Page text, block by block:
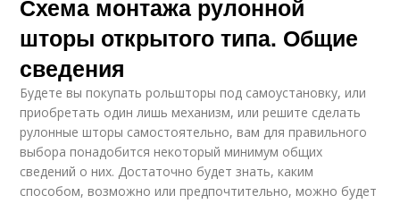
Схема монтажа рулонной
шторы открытого типа. Общие
сведения
Будете вы покупать рольшторы под самоустановку, или
приобретать один лишь механизм, или решите сделать
рулонные шторы самостоятельно, вам для правильного
выбора понадобится некоторый минимум общих
сведений о них. Достаточно будет знать, каким
способом, возможно или предпочтительно, можно будет